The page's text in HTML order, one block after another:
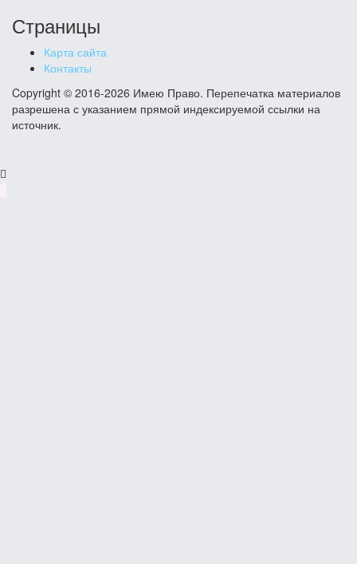
Страницы
Карта сайта
Контакты
Copyright © 2016-2026 Имею Право. Перепечатка материалов
разрешена с указанием прямой индексируемой ссылки на
источник.